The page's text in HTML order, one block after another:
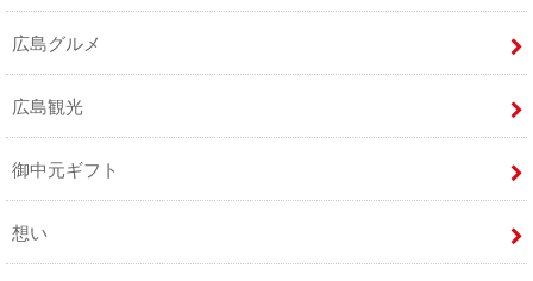
広島グルメ
広島観光
御中元ギフト
想い